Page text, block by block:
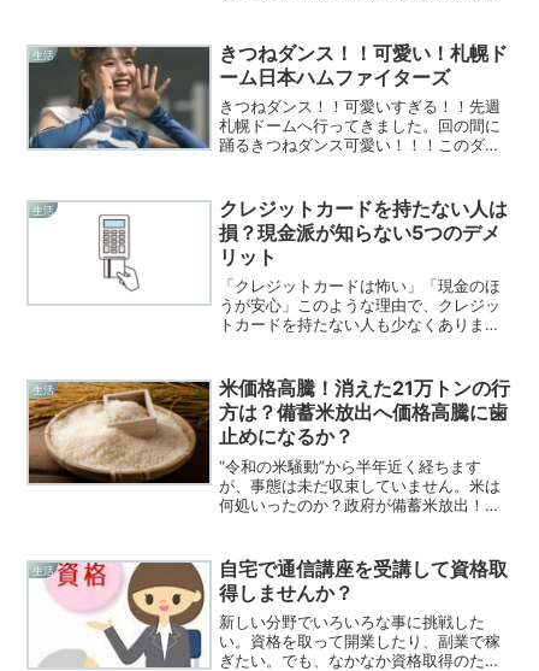
ガソリン、日用品、外食費など、私たち
の生活に欠かせないさまざま...
生活
きつねダンス！！可愛い！札幌ド
ーム日本ハムファイターズ
きつねダンス！！可愛いすぎる！！先週
札幌ドームへ行ってきました。回の間に
踊るきつねダンス可愛い！！！このダン
～踊る女の子も可愛いいし最高でした。
皆さんも札幌ドームへ足を...
生活
クレジットカードを持たない人は
損？現金派が知らない5つのデメ
リット
「クレジットカードは怖い」「現金のほ
うが安心」このような理由で、クレジッ
トカードを持たない人も少なくありませ
性があります。もちろん無理に持つ必要
はありませんが、現金だけ...
生活
米価格高騰！消えた21万トンの行
方は？備蓄米放出へ価格高騰に歯
止めになるか？
“令和の米騒動”から半年近く経ちます
が、事態は未だ収束していません。米は
何処いったのか？政府が備蓄米放出！価
出へ価格高騰に歯止めになるか？令和の
米騒動から半年近く経ちま...
生活
自宅で通信講座を受講して資格取
得しませんか？
新しい分野でいろいろな事に挑戦した
い。資格を取って開業したり、副業で稼
ぎたい。でも、なかなか資格取得のため